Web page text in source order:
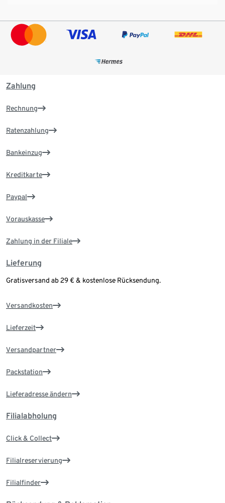
Zahlung
Rechnung
Ratenzahlung
Bankeinzug
Kreditkarte
Paypal
Vorauskasse
Zahlung in der Filiale
Lieferung
Gratisversand ab 29 € & kostenlose Rücksendung.
Versandkosten
Lieferzeit
Versandpartner
Packstation
Lieferadresse ändern
Filialabholung
Click & Collect
Filialreservierung
Filialfinder